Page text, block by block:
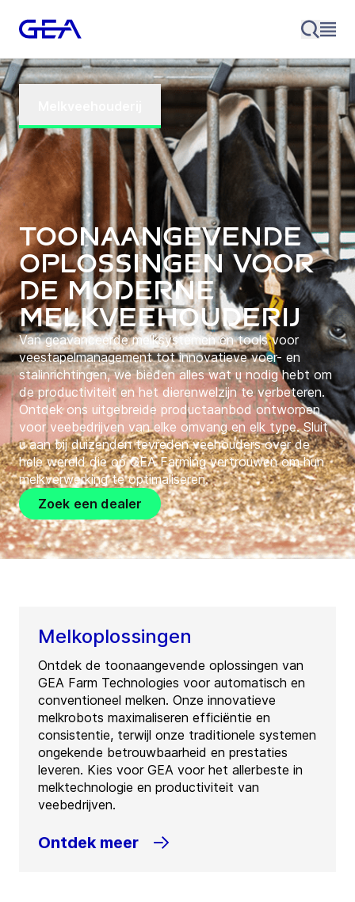
Toonaangevende
oplossingen voor
de moderne
melkveehouderij
Van geavanceerde melksystemen en tools voor
veestapelmanagement tot innovatieve voer- en
stalinrichtingen, we bieden alles wat u nodig hebt om
de productiviteit en het dierenwelzijn te verbeteren.
Ontdek ons uitgebreide productaanbod ontworpen
voor veebedrijven van elke omvang en elk type. Sluit
u aan bij duizenden tevreden veehouders over de
hele wereld die op GEA Farming vertrouwen om hun
melkverwerking te optimaliseren.
Zoek een dealer
Melkoplossingen
Ontdek de toonaangevende oplossingen van
GEA Farm Technologies voor automatisch en
conventioneel melken. Onze innovatieve
melkrobots maximaliseren efficiëntie en
consistentie, terwijl onze traditionele systemen
ongekende betrouwbaarheid en prestaties
leveren. Kies voor GEA voor het allerbeste in
melktechnologie en productiviteit van
veebedrijven.
Ontdek meer